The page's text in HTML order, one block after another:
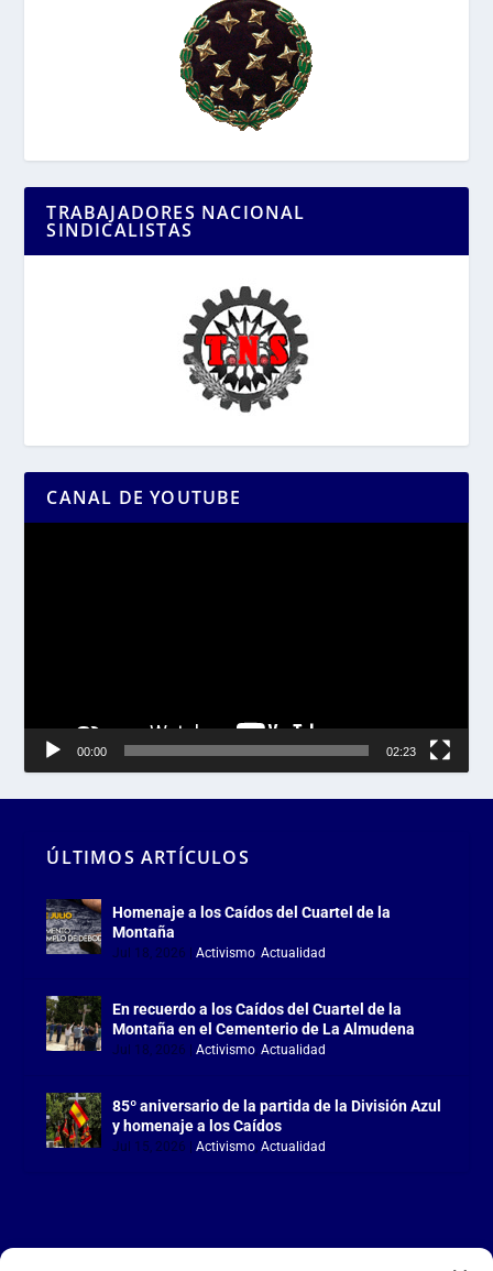
TRABAJADORES NACIONAL
SINDICALISTAS
CANAL DE YOUTUBE
00:00 02:23
ÚLTIMOS ARTÍCULOS
Homenaje a los Caídos del Cuartel de la
Montaña
Jul 18, 2026 |Activismo ,Actualidad
En recuerdo a los Caídos del Cuartel de la
Montaña en el Cementerio de La Almudena
Jul 18, 2026 |Activismo ,Actualidad
85º aniversario de la partida de la División Azul
y homenaje a los Caídos
Jul 15, 2026 |Activismo ,Actualidad